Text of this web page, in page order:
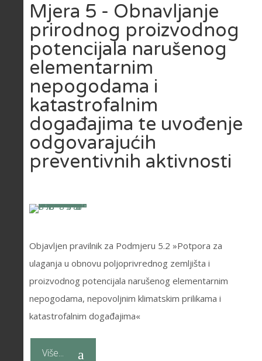
Mjera 5 - Obnavljanje
prirodnog proizvodnog
potencijala narušenog
elementarnim
nepogodama i
katastrofalnim
događajima te uvođenje
odgovarajućih
preventivnih aktivnosti
Objavljen pravilnik za Podmjeru 5.2 »Potpora za
ulaganja u obnovu poljoprivrednog zemljišta i
proizvodnog potencijala narušenog elementarnim
nepogodama, nepovoljnim klimatskim prilikama i
katastrofalnim događajima«
Više...